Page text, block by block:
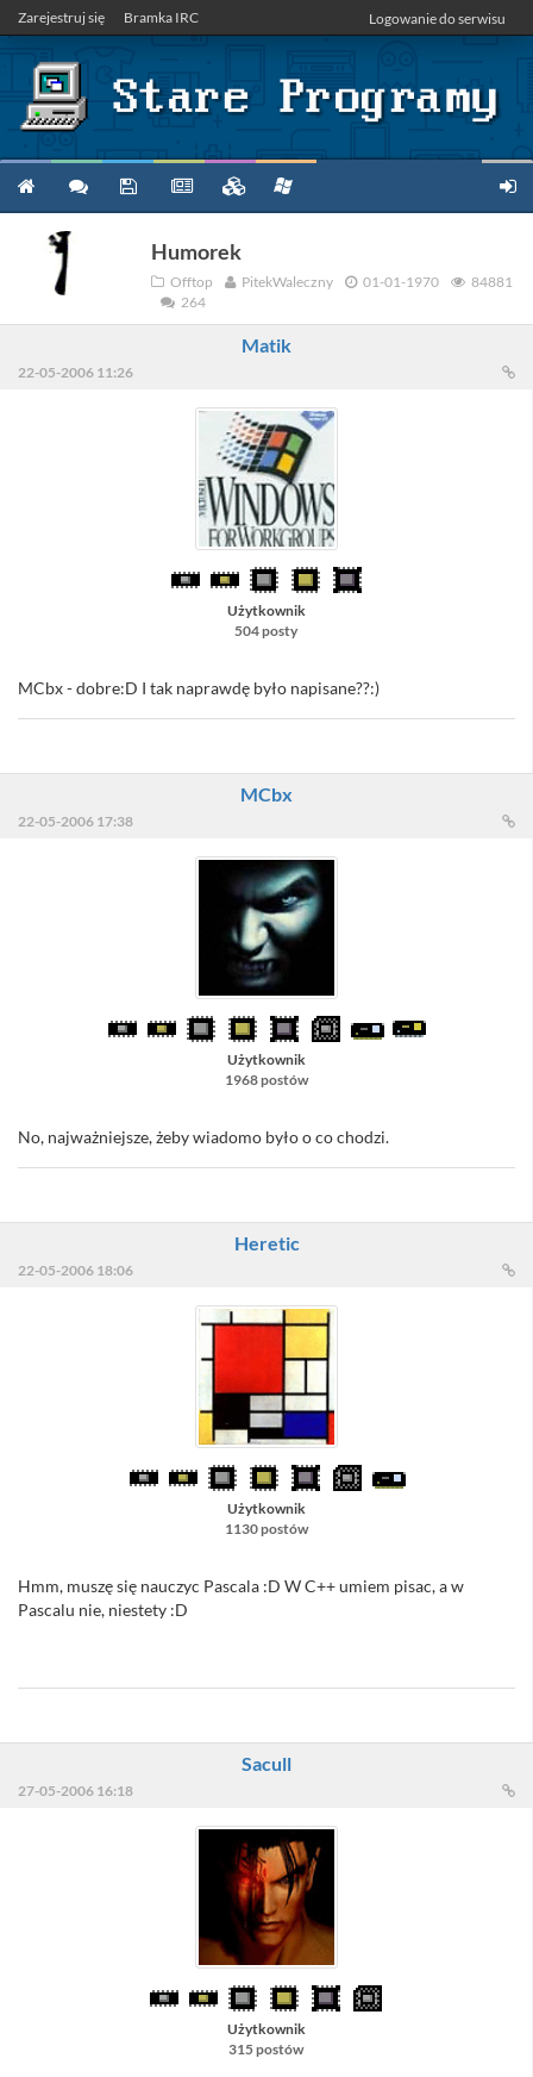
Zarejestruj się Bramka IRC Logowanie do serwisu
Humorek
Offtop PitekWaleczny 01-01-1970
84881
264
Matik
22-05-2006 11:26
Użytkownik
504 posty
MCbx - dobre:D I tak naprawdę było napisane??:)
MCbx
22-05-2006 17:38
Użytkownik
1968 postów
No, najważniejsze, żeby wiadomo było o co chodzi.
Heretic
22-05-2006 18:06
Użytkownik
1130 postów
Hmm, muszę się nauczyc Pascala :D W C++ umiem pisac, a w
Pascalu nie, niestety :D
Sacull
27-05-2006 16:18
Użytkownik
315 postów